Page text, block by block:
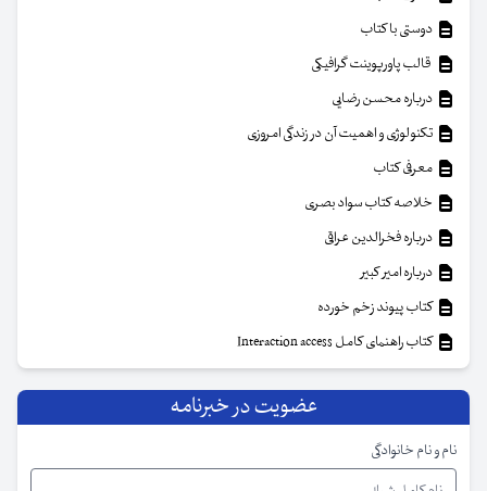
دوستی با کتاب
قالب پاورپوینت گرافیکی
درباره محسن رضایی
تکنولوژی و اهمیت آن در زندگی امروزی
معرفی کتاب
خلاصه کتاب سواد بصری
درباره فخرالدین عراقی
درباره امیر کبیر
کتاب پیوند زخم خورده
کتاب راهنمای کامل Interaction access
عضویت در خبرنامه
نام و نام خانوادگی